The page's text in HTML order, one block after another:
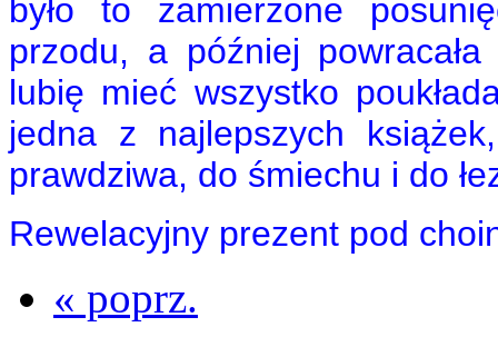
było to zamierzone
przodu, a później
lubię mieć wszystko
jedna z najlepszych
prawdziwa, do śmiechu i do
Rewelacyjny prezent pod
« poprz.